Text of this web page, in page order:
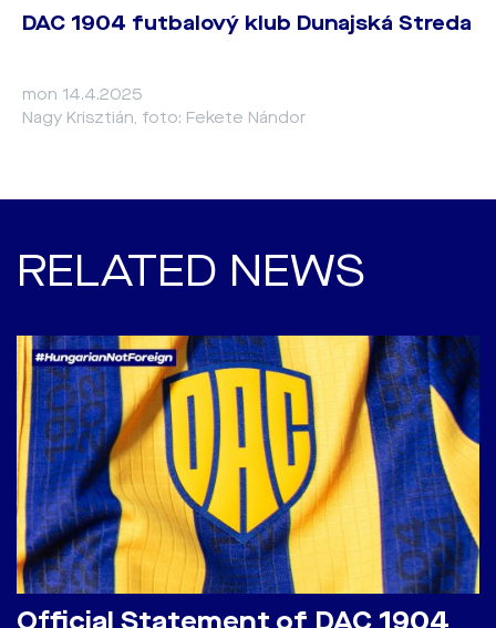
DAC 1904 futbalový klub Dunajská Streda
mon 14.4.2025
Nagy Krisztián, foto: Fekete Nándor
RELATED NEWS